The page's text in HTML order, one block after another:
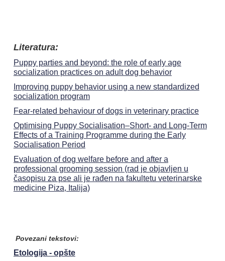
Literatura:
Puppy parties and beyond: the role of early age
socialization practices on adult dog behavior
Improving puppy behavior using a new standardized
socialization program
Fear-related behaviour of dogs in veterinary practice
Optimising Puppy Socialisation–Short- and Long-Term
Effects of a Training Programme during the Early
Socialisation Period
Evaluation of dog welfare before and after a
professional grooming session (rad je objavljen u
časopisu za pse ali je rađen na fakultetu veterinarske
medicine Piza, Italija)
Povezani tekstovi:
Etologija - opšte